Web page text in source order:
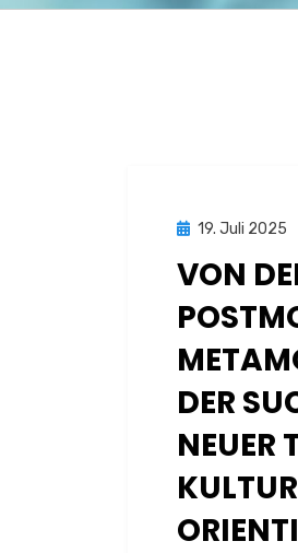
Posted
19. Juli 2025
VON
DER
NEUER